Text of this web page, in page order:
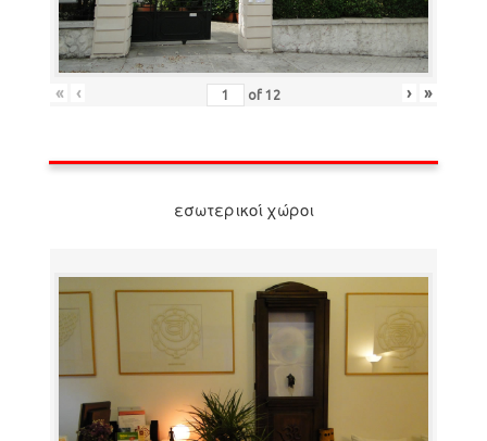
« ‹ of 12 › »
εσωτερικοί χώροι